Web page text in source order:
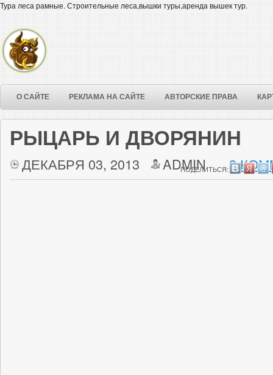
Тура леса рамные. Строительные леса,вышки туры,аренда вышек тур.
О САЙТЕ РЕКЛАМА НА САЙТЕ АВТОРСКИЕ ПРАВА
РЫЦАРЬ И ДВОРЯНИН
ДЕКАБРЯ 03, 2013 ADMIN 3
ПОДЕЛИТЬСЯ: